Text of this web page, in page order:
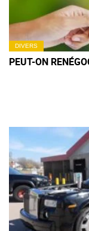
DIVERS
PEUT-ON